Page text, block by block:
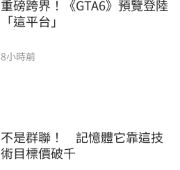
重磅跨界！《GTA6》預覽登陸
「這平台」
8小時前
不是群聯！ 記憶體它靠這技
術目標價破千